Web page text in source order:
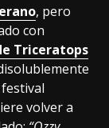
, pero
con
Triceratops
volver a